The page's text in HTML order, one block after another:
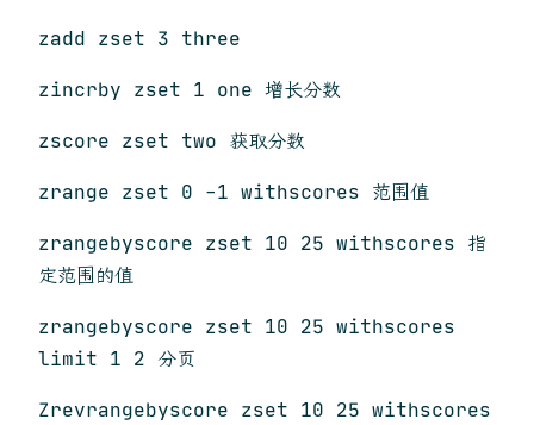
zadd zset 3 three
zincrby zset 1 one 增长分数
zscore zset two 获取分数
zrange zset 0 -1 withscores 范围值
zrangebyscore zset 10 25 withscores 指
定范围的值
zrangebyscore zset 10 25 withscores
limit 1 2 分页
Zrevrangebyscore zset 10 25 withscores